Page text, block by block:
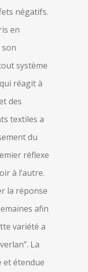
négatifs.
en
système
réagit à
des
textiles a
du
réflexe
à l’autre.
la réponse
afin
variété a
La
et étendue